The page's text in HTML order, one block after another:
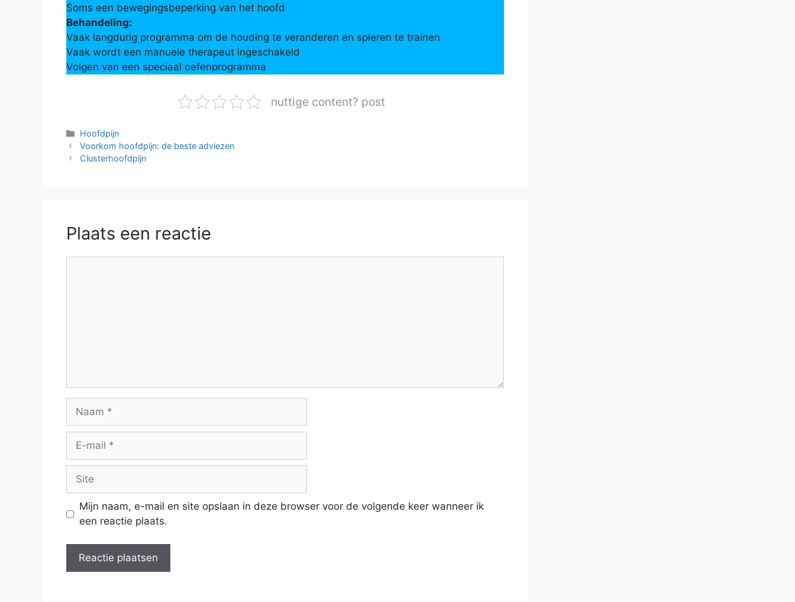
Soms een bewegingsbeperking van het hoofd
Behandeling:
Vaak langdurig programma om de houding te veranderen en spieren te trainen
Vaak wordt een manuele therapeut ingeschakeld
Volgen van een speciaal oefenprogramma
nuttige content? post
Categorieën
Hoofdpijn
Voorkom hoofdpijn: de beste adviezen
Clusterhoofdpijn
Plaats een reactie
Naam
Site
Mijn naam, e-mail en site opslaan in deze browser voor de volgende keer wanneer ik
een reactie plaats.